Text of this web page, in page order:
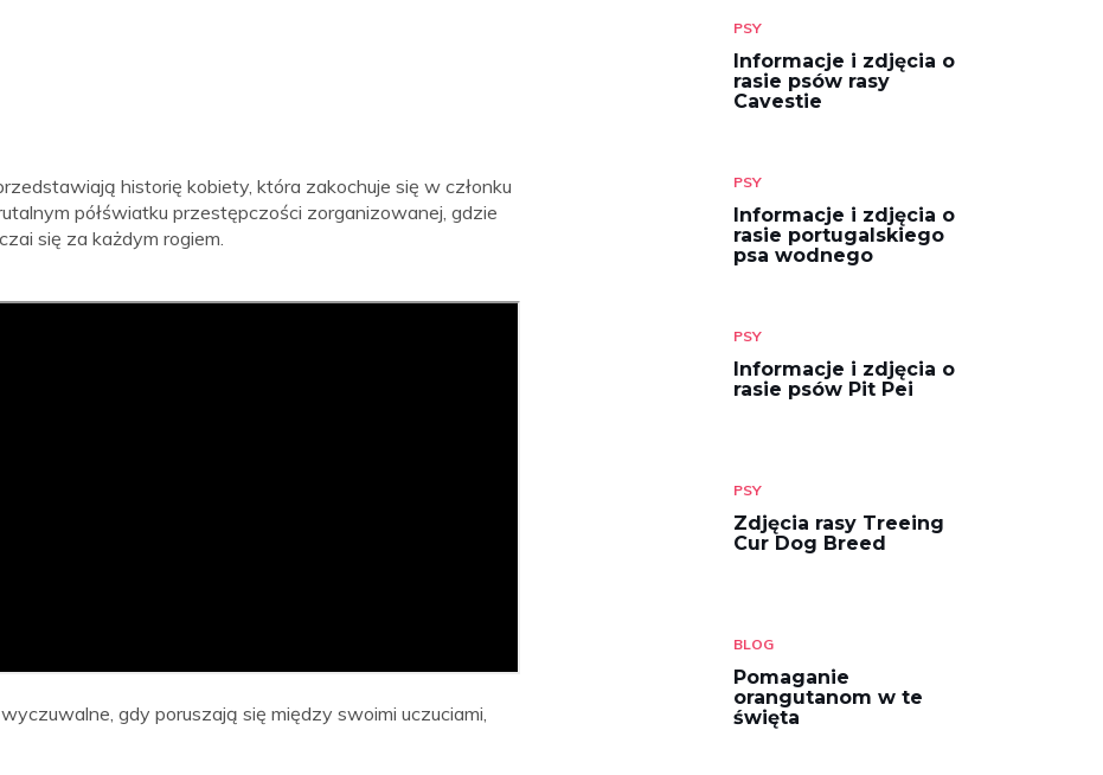
historię kobiety, która zakochuje się w członku
półświatku przestępczości zorganizowanej, gdzie
się za każdym rogiem.
gdy poruszają się między swoimi uczuciami,
PSY
Informacje i zdjęcia o
rasie psów rasy
Cavestie
PSY
Informacje i zdjęcia o
rasie portugalskiego
psa wodnego
PSY
Informacje i zdjęcia o
rasie psów Pit Pei
PSY
Zdjęcia rasy Treeing
Cur Dog Breed
BLOG
Pomaganie
orangutanom w te
święta